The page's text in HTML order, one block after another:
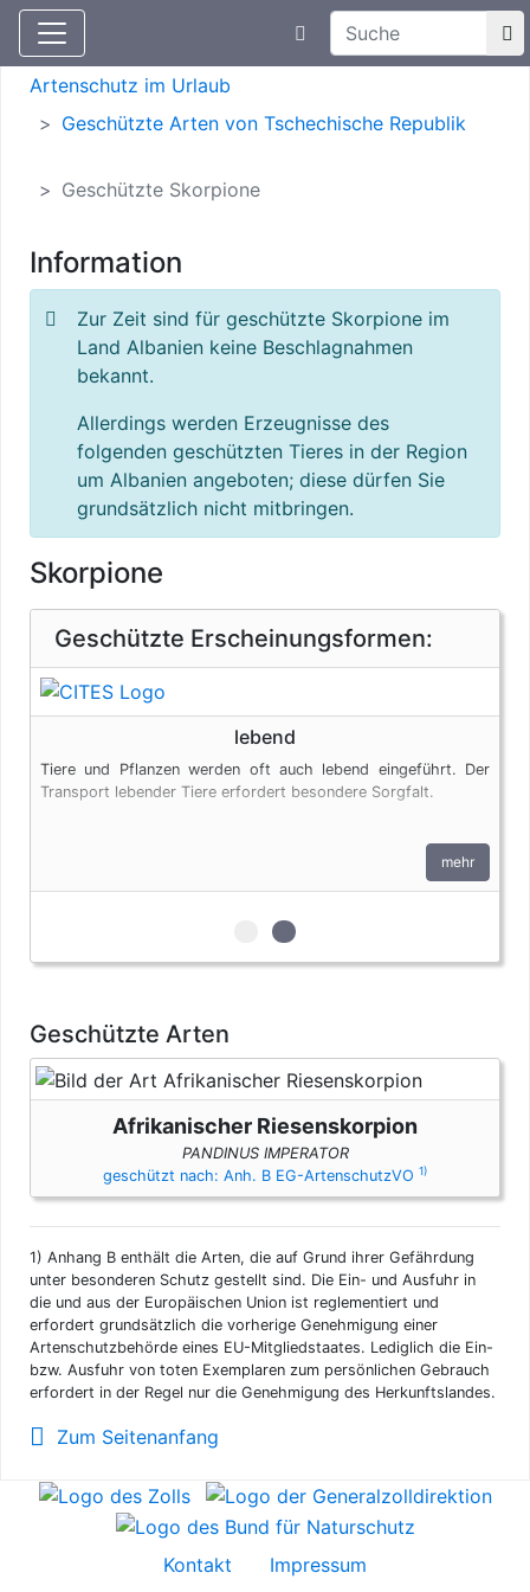
Aktuelle Meldungen
Suchtexteingabe
Artenschutz
Artenschutz im Urlaub
Geschützte Arten von Tschechische Republik
Geschützte Skorpione
Information
Zur Zeit sind für geschützte Skorpione im
Land Albanien keine Beschlagnahmen
bekannt.
Allerdings werden Erzeugnisse des
folgenden geschützten Tieres in der Region
um Albanien angeboten; diese dürfen Sie
grundsätzlich nicht mitbringen.
Skorpione
Geschützte Erscheinungsformen:
lebend
Tiere und Pflanzen werden oft auch lebend eingeführt. Der
Transport lebender Tiere erfordert besondere Sorgfalt.
mehr
zur 1. geschützten
zur 2. geschützten
Geschützte Arten
Afrikanischer Riesenskorpion
PANDINUS IMPERATOR
geschützt nach: Anh. B EG-ArtenschutzVO 1)
1) Anhang B enthält die Arten, die auf Grund ihrer Gefährdung
unter besonderen Schutz gestellt sind. Die Ein- und Ausfuhr in
die und aus der Europäischen Union ist reglementiert und
erfordert grundsätzlich die vorherige Genehmigung einer
Artenschutzbehörde eines EU-Mitgliedstaates. Lediglich die Ein-
bzw. Ausfuhr von toten Exemplaren zum persönlichen Gebrauch
erfordert in der Regel nur die Genehmigung des Herkunftslandes.
Zum Seitenanfang
Kontakt Impressum